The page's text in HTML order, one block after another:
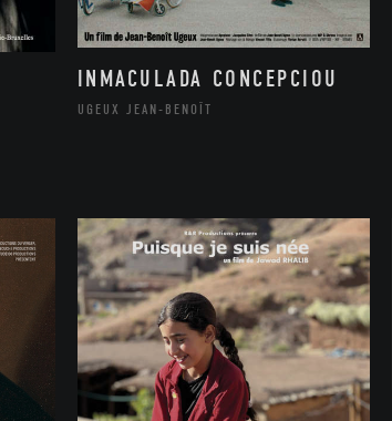
INMACULADA CONCEPCIOU
UGEUX JEAN-BENOÎT